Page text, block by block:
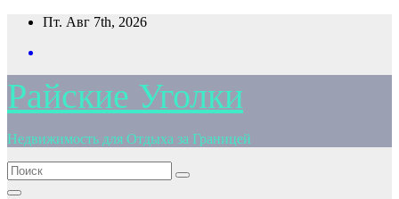
Перейти
содержимому
Пт. Авг 7th, 2026
Райские Уголки
Недвижимость для Отдыха за Границей